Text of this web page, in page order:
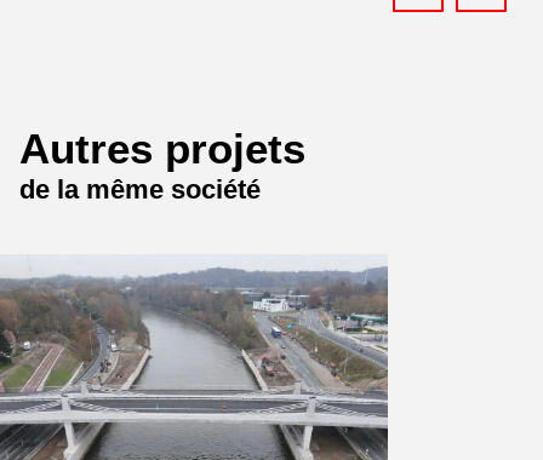
Autres projets
de la même société